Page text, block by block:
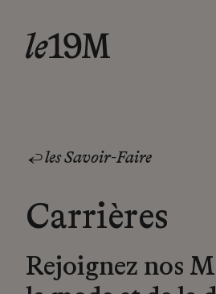
les Savoir-Faire
Carrières
Rejoignez nos